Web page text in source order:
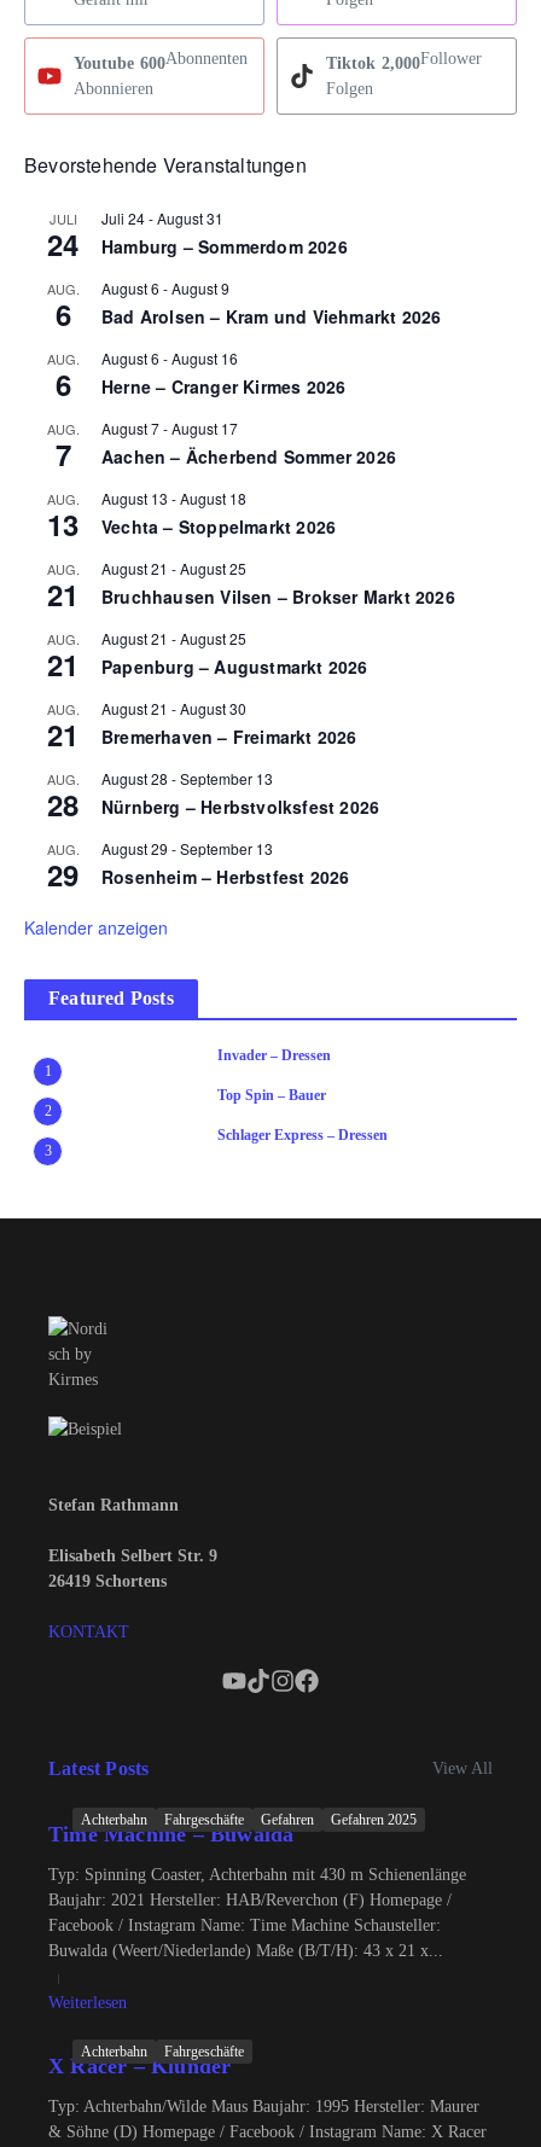
Youtube 600Abonnenten
Abonnieren
Tiktok 2,000Follower
Folgen
Bevorstehende Veranstaltungen
JULI
24
Juli 24-August 31
Hamburg – Sommerdom 2026
AUG.
6
August 6 -August 9
Bad Arolsen – Kram und Viehmarkt 2026
AUG.
6
August 6 -August 16
Herne – Cranger Kirmes 2026
AUG.
7
August 7-August 17
Aachen – Ächerbend Sommer 2026
AUG.
13
August 13 -August 18
Vechta – Stoppelmarkt 2026
AUG.
21
August 21 -August 25
Bruchhausen Vilsen – Brokser Markt 2026
AUG.
21
August 21 -August 25
Papenburg – Augustmarkt 2026
AUG.
21
August 21 -August 30
Bremerhaven – Freimarkt 2026
AUG.
28
August 28 -September 13
Nürnberg – Herbstvolksfest 2026
AUG.
29
August 29 -September 13
Rosenheim – Herbstfest 2026
Kalender anzeigen
Featured Posts
1
Invader – Dressen
2
Top Spin – Bauer
3
Schlager Express – Dressen
Stefan Rathmann
Elisabeth Selbert Str. 9
26419 Schortens
KONTAKT
Latest Posts View All
Achterbahn Fahrgeschäfte Gefahren Gefahren 2025
Time Machine – Buwalda
Typ: Spinning Coaster, Achterbahn mit 430 m Schienenlänge
Baujahr: 2021 Hersteller: HAB/Reverchon (F) Homepage /
Facebook / Instagram Name: Time Machine Schausteller:
Buwalda (Weert/Niederlande) Maße (B/T/H): 43 x 21 x...
Weiterlesen
Achterbahn Fahrgeschäfte
X Racer – Klünder
Typ: Achterbahn/Wilde Maus Baujahr: 1995 Hersteller: Maurer
& Söhne (D) Homepage / Facebook / Instagram Name: X Racer